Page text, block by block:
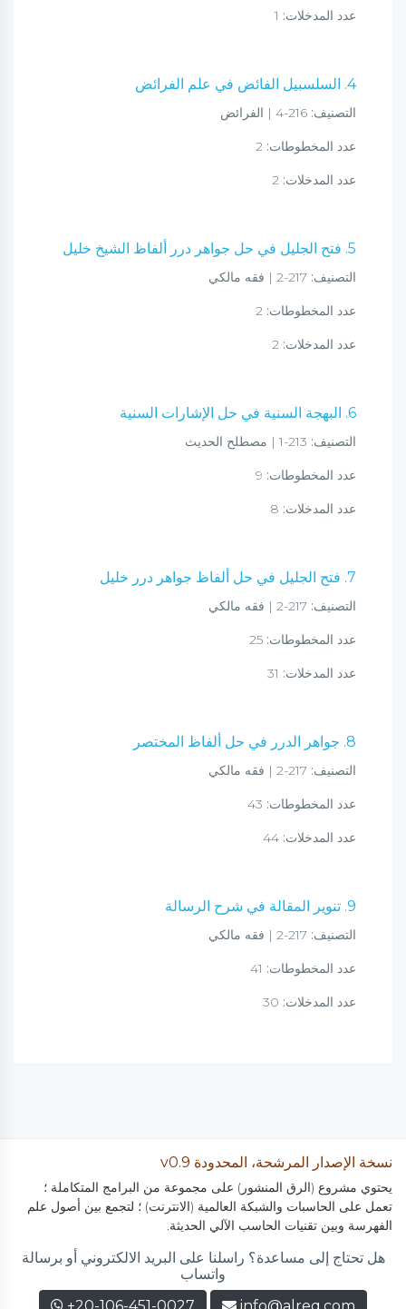
عدد المدخلات:
4. السلسبيل الفائض في علم الفرائض
التصنيف:
عدد المخطوطات:
عدد المدخلات:
5. فتح الجليل في حل جواهر درر ألفاظ الشيخ خليل
التصنيف:
عدد المخطوطات:
عدد المدخلات:
6. البهجة السنية في حل الإشارات السنية
التصنيف:
عدد المخطوطات:
عدد المدخلات:
7. فتح الجليل في حل ألفاظ جواهر درر خليل
التصنيف:
عدد المخطوطات:
عدد المدخلات:
8. جواهر الدرر في حل ألفاظ المختصر
التصنيف:
عدد المخطوطات:
عدد المدخلات:
9. تنوير المقالة في شرح الرسالة
التصنيف:
عدد المخطوطات:
عدد المدخلات:
نسخة الإصدار المرشحة، المحدودة v0.9
يحتوي مشروع (الرق المنشور) على مجموعة من البرامج المتكاملة ؛
تعمل على الحاسبات والشبكة العالمية (الانترنت) ؛ لتجمع بين أصول علم
الفهرسة وبين تقنيات الحاسب الآلي الحديثة.
هل تحتاج إلى مساعدة؟ راسلنا على البريد الالكتروني أو برسالة
واتساب